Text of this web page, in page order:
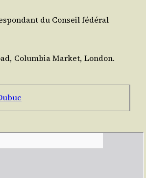
du Conseil fédé­ral
Colum­bia Mar­ket, Lon­don.